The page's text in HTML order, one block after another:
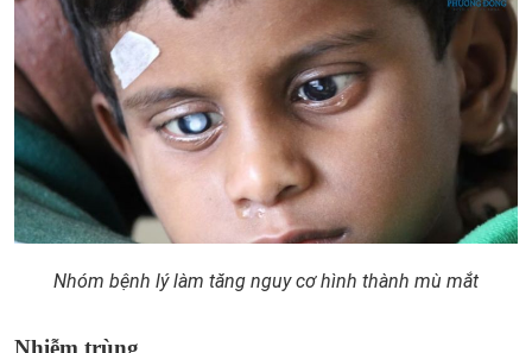
Nhóm bệnh lý làm tăng nguy cơ hình thành mù mắt
Nhiễm trùng